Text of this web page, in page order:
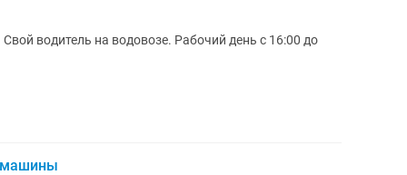
водитель на водовозе. Рабочий день с 16:00 до
машины